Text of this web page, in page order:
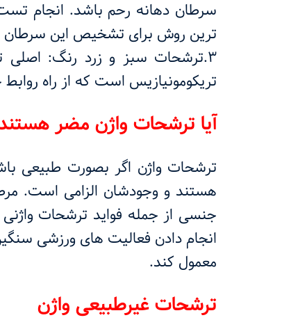
سرطان دهانه رحم باشد. انجام
ترین روش برای تشخیص این
3.ترشحات سبز و زرد رنگ: اصلی
تریکومونیازیس است که از راه
آیا ترشحات واژن مضر
ترشحات واژن اگر بصورت طبیعی
هستند و وجودشان الزامی است.
جنسی از جمله فواید ترشحات
انجام دادن فعالیت های ورزشی
معمول کند.
ترشحات غیرطبیعی واژن